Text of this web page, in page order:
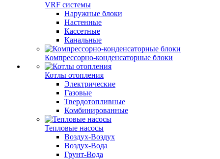
VRF системы
Наружные блоки
Настенные
Кассетные
Канальные
Компрессорно-конденсаторные блоки
Котлы отопления
Электрические
Газовые
Твердотопливные
Комбинированные
Тепловые насосы
Воздух-Воздух
Воздух-Вода
Грунт-Вода